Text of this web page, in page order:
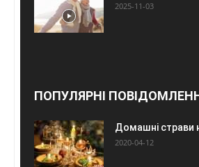
2025-11-03
ПОПУЛЯРНІ
Домашні страви
2020-04-12